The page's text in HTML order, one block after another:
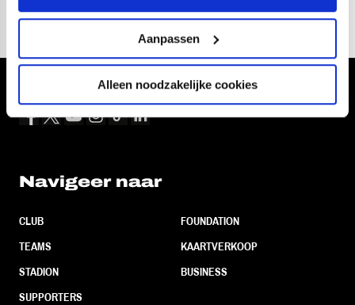
Aanpassen
Alleen noodzakelijke cookies
Volg ons ook via
Navigeer naar
CLUB
TEAMS
STADION
SUPPORTERS
FOUNDATION
KAARTVERKOOP
BUSINESS